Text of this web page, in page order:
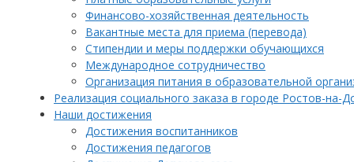
Финансово-хозяйственная деятельность
Вакантные места для приема (перевода)
Стипендии и меры поддержки обучающихся
Международное сотрудничество
Организация питания в образовательной
Реализация социального заказа в городе Ростов-на-
Наши достижения
Достижения воспитанников
Достижения педагогов